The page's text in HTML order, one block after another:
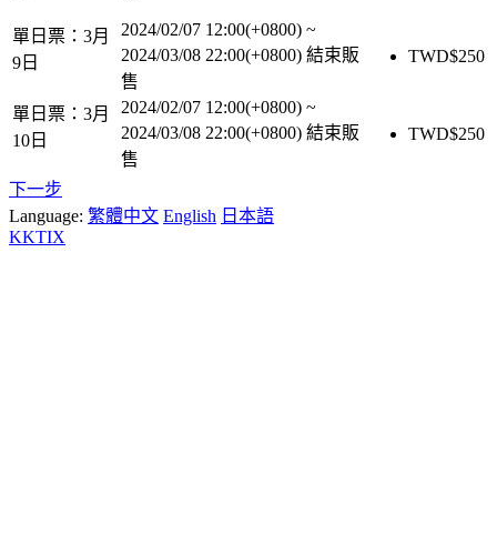
單日票：3月
9日
2024/02/07 12:00(+0800) ~
2024/03/08 22:00(+0800) 結束販
售
TWD$250
單日票：3月
10日
2024/02/07 12:00(+0800) ~
2024/03/08 22:00(+0800) 結束販
售
TWD$250
下一步
Language: 繁體中文 English 日本語
KKTIX